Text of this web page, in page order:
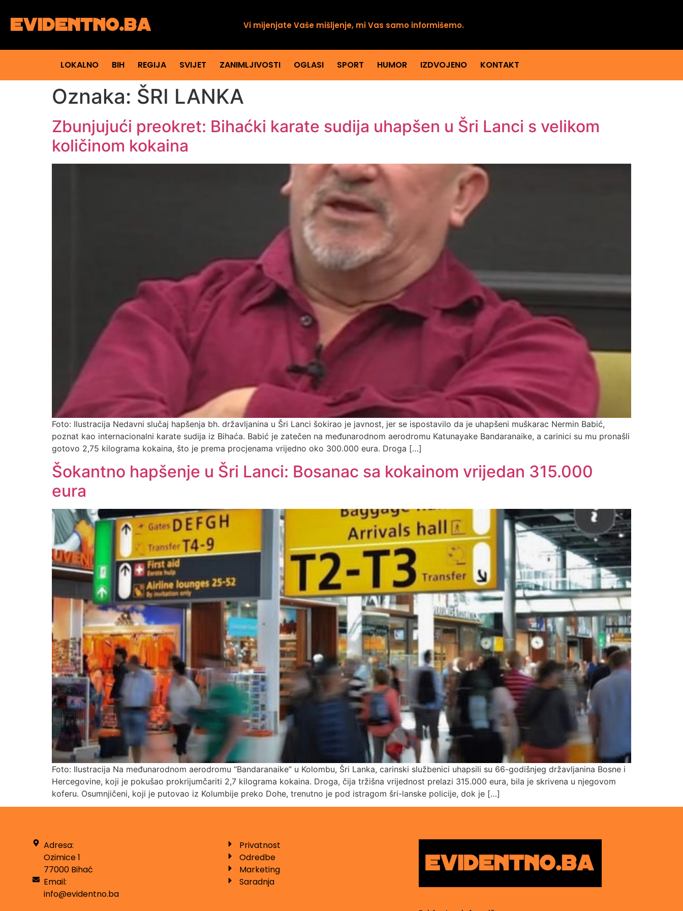
Vi mijenjate Vaše mišljenje, mi Vas samo informišemo.
LOKALNO BIH REGIJA SVIJET ZANIMLJIVOSTI OGLASI SPORT HUMOR IZDVOJENO KONTAKT
Oznaka: ŠRI LANKA
Zbunjujući preokret: Bihaćki karate sudija uhapšen u Šri Lanci s velikom
količinom kokaina
Foto: Ilustracija Nedavni slučaj hapšenja bh. državljanina u Šri Lanci šokirao je javnost, jer se ispostavilo da je uhapšeni muškarac Nermin Babić,
poznat kao internacionalni karate sudija iz Bihaća. Babić je zatečen na međunarodnom aerodromu Katunayake Bandaranaike, a carinici su mu pronašli
gotovo 2,75 kilograma kokaina, što je prema procjenama vrijedno oko 300.000 eura. Droga […]
Šokantno hapšenje u Šri Lanci: Bosanac sa kokainom vrijedan 315.000
eura
Foto: Ilustracija Na međunarodnom aerodromu “Bandaranaike” u Kolombu, Šri Lanka, carinski službenici uhapsili su 66-godišnjeg državljanina Bosne i
Hercegovine, koji je pokušao prokrijumčariti 2,7 kilograma kokaina. Droga, čija tržišna vrijednost prelazi 315.000 eura, bila je skrivena u njegovom
koferu. Osumnjičeni, koji je putovao iz Kolumbije preko Dohe, trenutno je pod istragom šri-lanske policije, dok je […]
Adresa:
Ozimice 1
77000 Bihać
Email:
info@evidentno.ba
Privatnost
Odredbe
Marketing
Saradnja